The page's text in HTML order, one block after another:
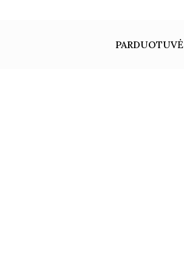
PARDUOTUVĖ